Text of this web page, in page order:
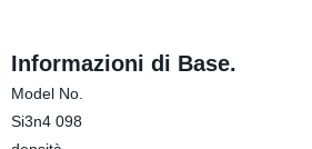
Informazioni di Base.
Model No.
Si3n4 098